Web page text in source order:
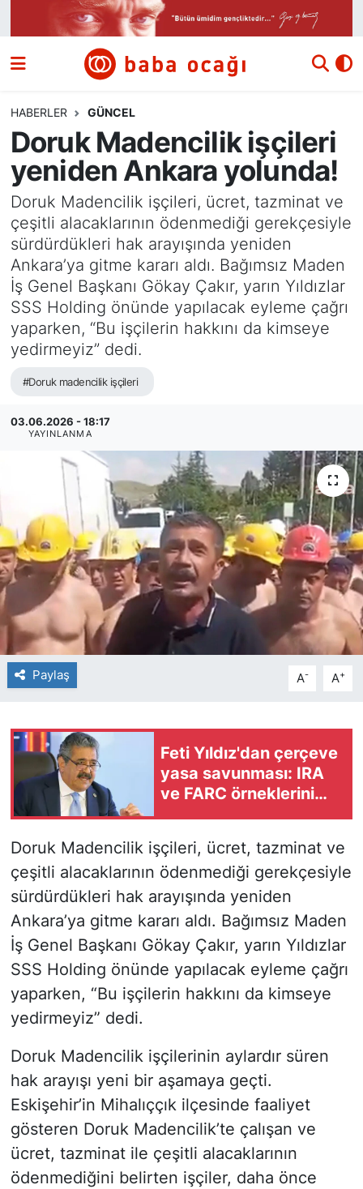
HABERLER GÜNCEL
Doruk Madencilik işçileri
yeniden Ankara yolunda!
Doruk Madencilik işçileri, ücret, tazminat ve
çeşitli alacaklarının ödenmediği gerekçesiyle
sürdürdükleri hak arayışında yeniden
Ankara’ya gitme kararı aldı. Bağımsız Maden
İş Genel Başkanı Gökay Çakır, yarın Yıldızlar
SSS Holding önünde yapılacak eyleme çağrı
yaparken, “Bu işçilerin hakkını da kimseye
yedirmeyiz” dedi.
#Doruk madencilik işçileri
03.06.2026 - 18:17
YAYINLANMA
Paylaş A- A+
Feti Yıldız'dan çerçeve
yasa savunması: IRA
ve FARC örneklerini
Doruk Madencilik işçileri, ücret, tazminat ve
çeşitli alacaklarının ödenmediği gerekçesiyle
sürdürdükleri hak arayışında yeniden
Ankara’ya gitme kararı aldı. Bağımsız Maden
İş Genel Başkanı Gökay Çakır, yarın Yıldızlar
SSS Holding önünde yapılacak eyleme çağrı
yaparken, “Bu işçilerin hakkını da kimseye
yedirmeyiz” dedi.
Doruk Madencilik işçilerinin aylardır süren
hak arayışı yeni bir aşamaya geçti.
Eskişehir’in Mihalıççık ilçesinde faaliyet
gösteren Doruk Madencilik’te çalışan ve
ücret, tazminat ile çeşitli alacaklarının
ödenmediğini belirten işçiler, daha önce
Siyaset
Ekonomi
Dünya
Kültür ve Sanat
Eğitim
Bilim ve Teknoloji
Yazı Dizisi
Nöbetçi Eczaneler
Hava Durumu
Namaz Vakitleri
Trafik Durumu
Süper Lig Puan Durumu ve Fikstür
Tüm Manşetler
Son Dakika Haberleri
Haber Arşivi